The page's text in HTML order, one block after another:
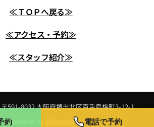
≪ＴＯＰへ戻る≫
≪アクセス・予約≫
≪スタッフ紹介≫
591-8032 大阪府堺市北区百舌鳥梅町3-12-1
Powered by
Webnode
約 電話で予約